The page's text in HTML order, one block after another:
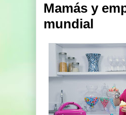
Mamás y
mundial